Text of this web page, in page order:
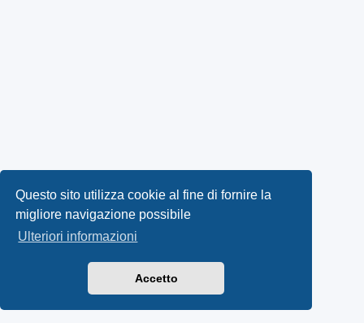
Questo sito utilizza cookie al fine di fornire la
migliore navigazione possibile
Ulteriori informazioni
Accetto